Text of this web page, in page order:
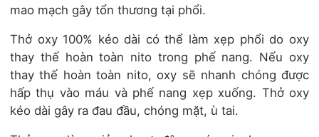
mao mạch gây tổn thương tại phổi.
Thở oxy 100% kéo dài có thể làm xẹp phổi do oxy
thay thế hoàn toàn nito trong phế nang. Nếu oxy
thay thế hoàn toàn nito, oxy sẽ nhanh chóng được
hấp thụ vào máu và phế nang xẹp xuống. Thở oxy
kéo dài gây ra đau đầu, chóng mặt, ù tai.